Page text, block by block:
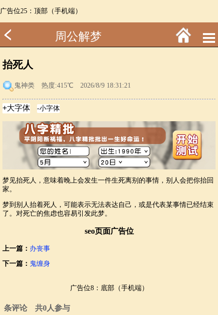
广告位25：顶部（手机端）
周公解梦
抬死人
鬼神类 热度:415℃ 2026/8/9 18:31:21
梦见抬死人，意味着晚上会发生一件生死离别的事情，别人会把你抬回
家。
梦到别人抬着死人，可能表示无法表达自己，或是代表某事情已经结束
了。对死亡的焦虑也容易引发此梦。
seo页面广告位
上一篇： 办丧事
下一篇： 鬼缠身
广告位8：底部（手机端）